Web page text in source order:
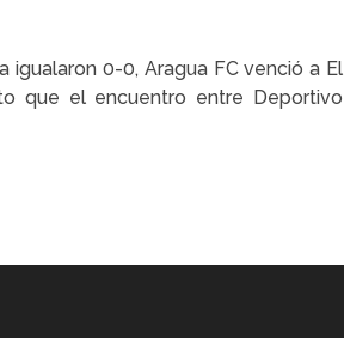
igualaron 0-0, Aragua FC venció a El
que el encuentro entre Deportivo